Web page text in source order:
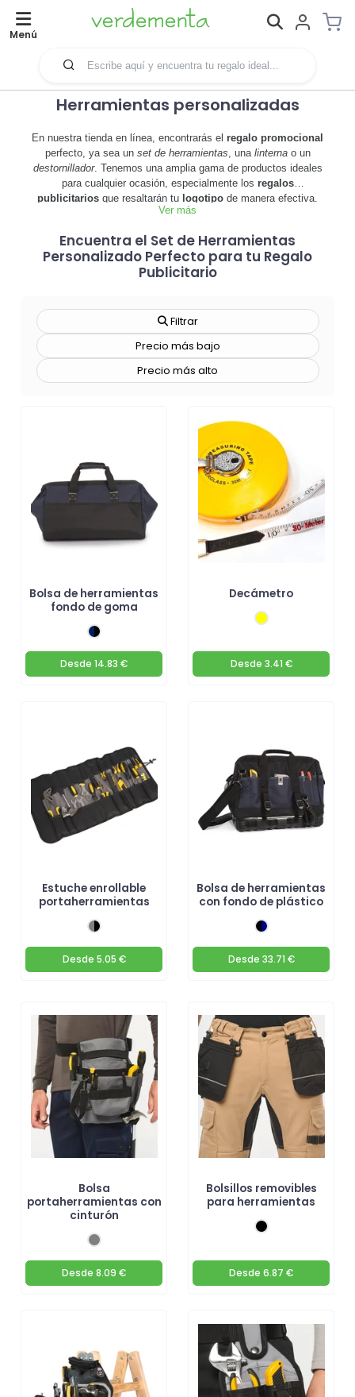
Menú
Herramientas personalizadas
En nuestra tienda en línea, encontrarás el regalo promocional
perfecto, ya sea un set de herramientas , una linternao un
destornillador. Tenemos una amplia gama de productos ideales
para cualquier ocasión, especialmente los regalos
publicitarios que resaltarán tu logotipo de manera efectiva.
sets de destornilladores
flexómetrosycintas métricasque son esenciales para
cualquier trabajo debricolaje. Estos productos se presentan
duradera para garantizar su larga vida útil.
Si buscas algo más versátil, nuestrosabrebotellas
promocionalque será altamente apreciado. No solo son
prácticos, sino que también pueden ser personalizados con tu
para maximizar su impacto
Asegúrate de revisar toda nuestra colección para encontrar el
set de herramientas
adecuado que cumpla con tus
necesidades específicas deregalo publicitario.
Ver más
Encuentra el Set de Herramientas
Personalizado Perfecto para tu Regalo
Publicitario
Filtrar
Precio más bajo
Precio más alto
Bolsa de herramientas
fondo de goma
Desde 14.83 €
Decámetro
Desde 3.41 €
Estuche enrollable
portaherramientas
Desde 5.05 €
Bolsa de herramientas
con fondo de plástico
Desde 33.71 €
Bolsa
portaherramientas con
cinturón
Desde 8.09 €
Bolsillos removibles
para herramientas
Desde 6.87 €